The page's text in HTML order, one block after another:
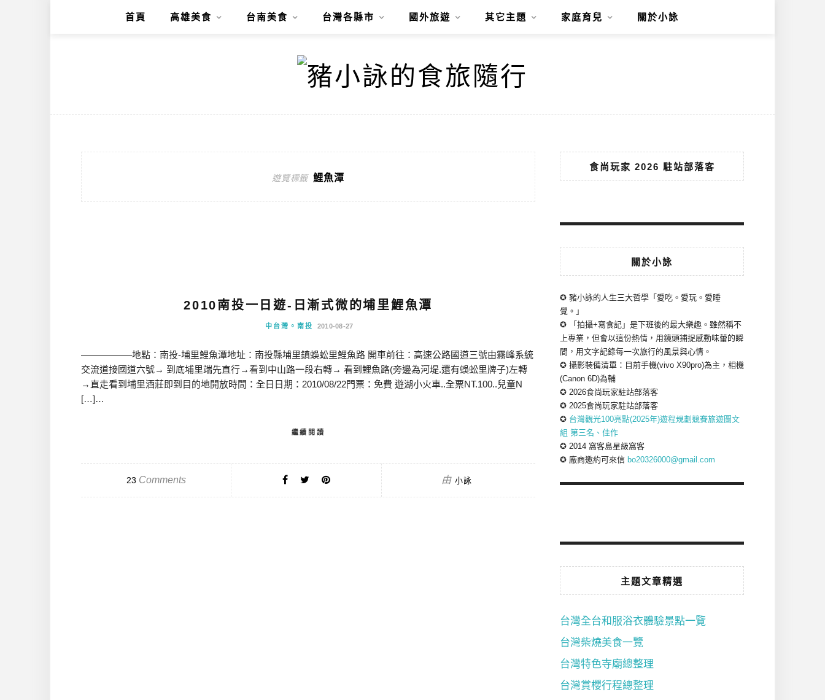
首頁 高雄美食 台南美食 台灣各縣市 國外旅遊 其它主題 家庭育兒 關於小詠
遊覽標籤 鯉魚潭
2010南投一日遊-日漸式微的埔里鯉魚潭
中台灣。南投 2010-08-27
—————–地點：南投-埔里鯉魚潭地址：南投縣埔里鎮蜈蚣里鯉魚路 開車前往：高速公路國道三號由霧峰系統
交流道接國道六號→ 到底埔里端先直行→看到中山路一段右轉→ 看到鯉魚路(旁邊為河堤.還有蜈蚣里牌子)左轉
→直走看到埔里酒莊即到目的地開放時間：全日日期：2010/08/22門票：免費 遊湖小火車..全票NT.100..兒童N
[…]…
繼續閱讀
23 Comments 由 小詠
食尚玩家 2026 駐站部落客
關於小詠
✪ 豬小詠的人生三大哲學「愛吃。愛玩。愛睡
覺。」
✪ 「拍攝+寫食記」是下班後的最大樂趣。雖然稱不
上專業，但會以這份熱情，用鏡頭捕捉感動味蕾的瞬
間，用文字記錄每一次旅行的風景與心情。
✪ 攝影裝備清單：目前手機(vivo X90pro)為主，相機
(Canon 6D)為輔
✪ 2026食尚玩家駐站部落客
✪ 2025食尚玩家駐站部落客
✪ 台灣觀光100亮點(2025年)遊程規劃競賽旅遊圖文
組 第三名、佳作
✪ 2014 窩客島星級窩客
✪ 廠商邀約可來信 bo20326000@gmail.com
主題文章精選
台灣全台和服浴衣體驗景點一覽
台灣柴燒美食一覽
台灣特色寺廟總整理
台灣賞櫻行程總整理